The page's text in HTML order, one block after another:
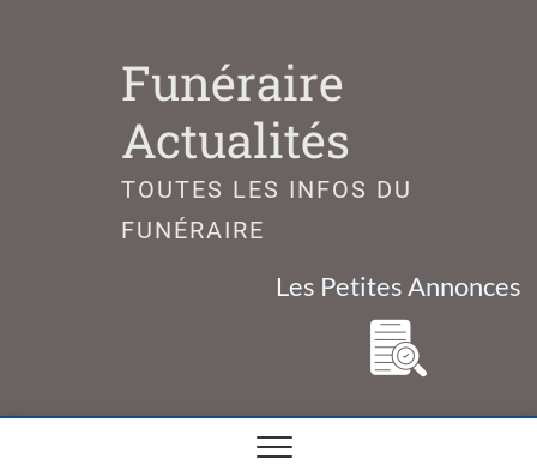
Funéraire
Actualités
TOUTES LES INFOS DU
FUNÉRAIRE
Les Petites Annonces